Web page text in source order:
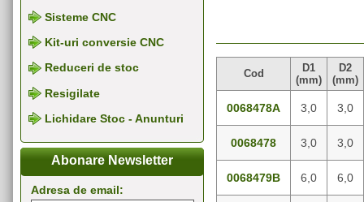
Sisteme CNC
Kit-uri conversie CNC
Reduceri de stoc
Resigilate
Lichidare Stoc - Anunturi
Abonare Newsletter
Adresa de email:
Cod
D1
(mm)
D2
(mm)
0068478A 3,0 3,0
0068478 3,0 3,0
0068479B 6,0 6,0